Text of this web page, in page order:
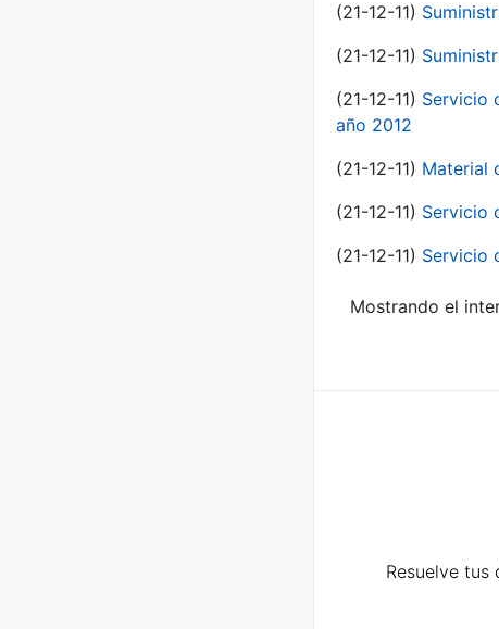
(21-12-11)
(21-12-11)
(21-12-11) Servicio
año 2012
(21-12-11) Material
(21-12-11) Servicio
(21-12-11) Servicio
Mostrando el
Resuelve tus